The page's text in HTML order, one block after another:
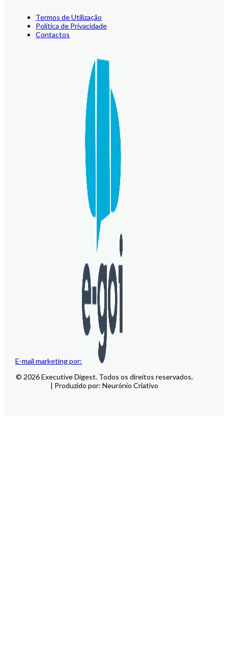
E-mail marketing por:
Termos de Utilização
Política de Privacidade
Contactos
© 2026 Executive Digest. Todos os direitos reservados.
| Produzido por: Neurónio Criativo